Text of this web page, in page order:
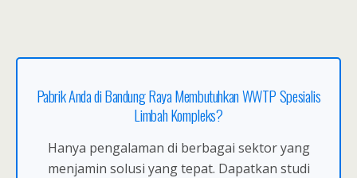
Pabrik Anda di Bandung Raya Membutuhkan WWTP Spesialis
Limbah Kompleks?
Hanya pengalaman di berbagai sektor yang
menjamin solusi yang tepat. Dapatkan studi